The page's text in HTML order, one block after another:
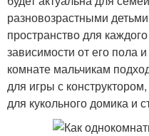
разновозрастными
пространство для
зависимости от его пола
комнате мальчикам
для игры с
для кукольного домика и